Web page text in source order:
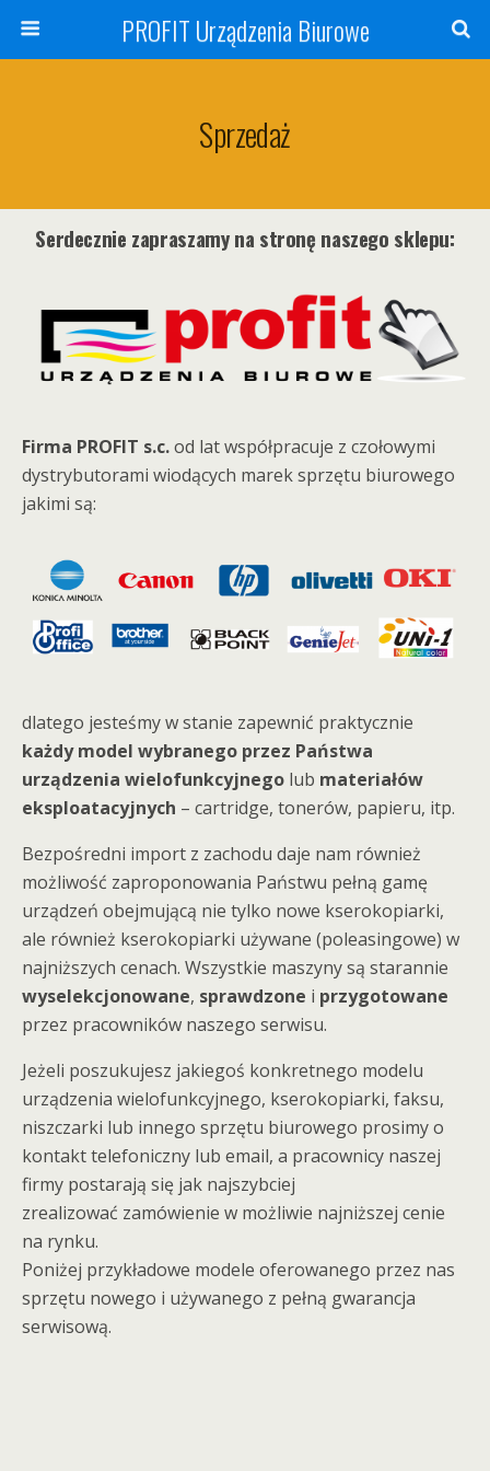
PROFIT Urządzenia Biurowe
Sprzedaż
Serdecznie zapraszamy na stronę naszego sklepu:
Firma PROFIT s.c.od lat współpracuje z czołowymi
dystrybutorami wiodących marek sprzętu biurowego
jakimi są:
dlatego jesteśmy w stanie zapewnić praktycznie
każdy model wybranego przez Państwa
urządzenia wielofunkcyjnego lub materiałów
eksploatacyjnych – cartridge, tonerów, papieru, itp.
Bezpośredni import z zachodu daje nam również
możliwość zaproponowania Państwu pełną gamę
urządzeń obejmującą nie tylko nowe kserokopiarki,
ale również kserokopiarki używane (poleasingowe) w
najniższych cenach. Wszystkie maszyny są starannie
wyselekcjonowane, sprawdzone i przygotowane
przez pracowników naszego serwisu.
Jeżeli poszukujesz jakiegoś konkretnego modelu
urządzenia wielofunkcyjnego, kserokopiarki, faksu,
niszczarki lub innego sprzętu biurowego prosimy o
kontakt telefoniczny lub email, a pracownicy naszej
firmy postarają się jak najszybciej
zrealizować zamówienie w możliwie najniższej cenie
na rynku.
Poniżej przykładowe modele oferowanego przez nas
sprzętu nowego i używanego z pełną gwarancja
serwisową.